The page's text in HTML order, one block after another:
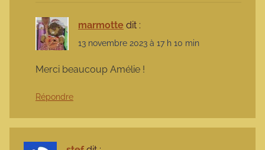
marmotte dit :
13 novembre 2023 à 17 h 10 min
Merci beaucoup Amélie !
Répondre